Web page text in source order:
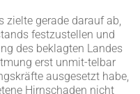
gerade darauf ab,
festzustellen und
des beklagten Landes
erst unmit-telbar
ausgesetzt habe,
Hirnschaden nicht